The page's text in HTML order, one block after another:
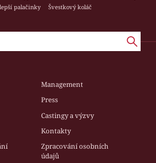
palačinky
Švestkový koláč
Management
Press
Castingy a výzvy
Kontakty
Zpracování osobních
údajů